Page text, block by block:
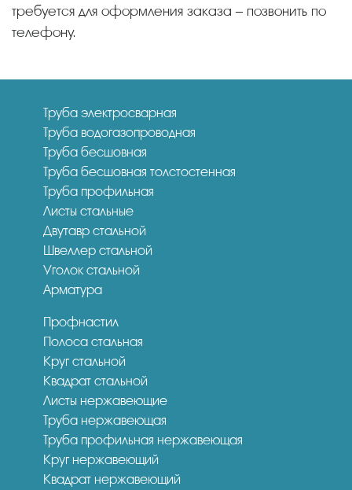
требуется для оформления заказа – позвонить по
телефону.
Труба электросварная
Труба водогазопроводная
Труба бесшовная
Труба бесшовная толстостенная
Труба профильная
Листы стальные
Двутавр стальной
Швеллер стальной
Уголок стальной
Арматура
Профнастил
Полоса стальная
Круг стальной
Квадрат стальной
Листы нержавеющие
Труба нержавеющая
Труба профильная нержавеющая
Круг нержавеющий
Квадрат нержавеющий